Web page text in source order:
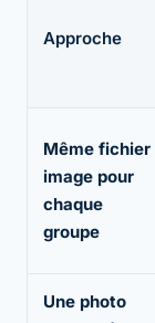
Approche
Même fichier
image pour
chaque
groupe
Une photo